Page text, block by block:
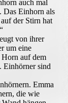
auch mal
Das Einhorn als
der Stirn hat
von ihrer
um eine
auf dem
Einhörner sind
Emma
die wie